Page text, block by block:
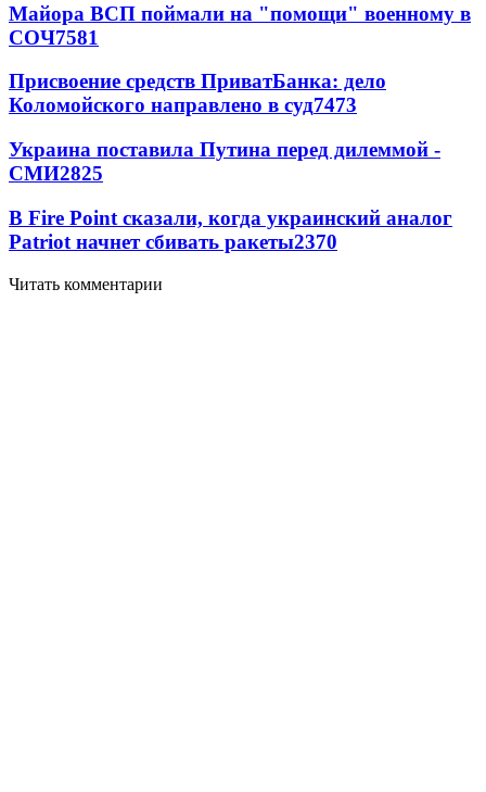
Майора ВСП поймали на "помощи" военному в
СОЧ7581
Присвоение средств ПриватБанка: дело
Коломойского направлено в суд7473
Украина поставила Путина перед дилеммой -
СМИ2825
В Fire Point сказали, когда украинский аналог
Patriot начнет сбивать ракеты2370
Читать комментарии